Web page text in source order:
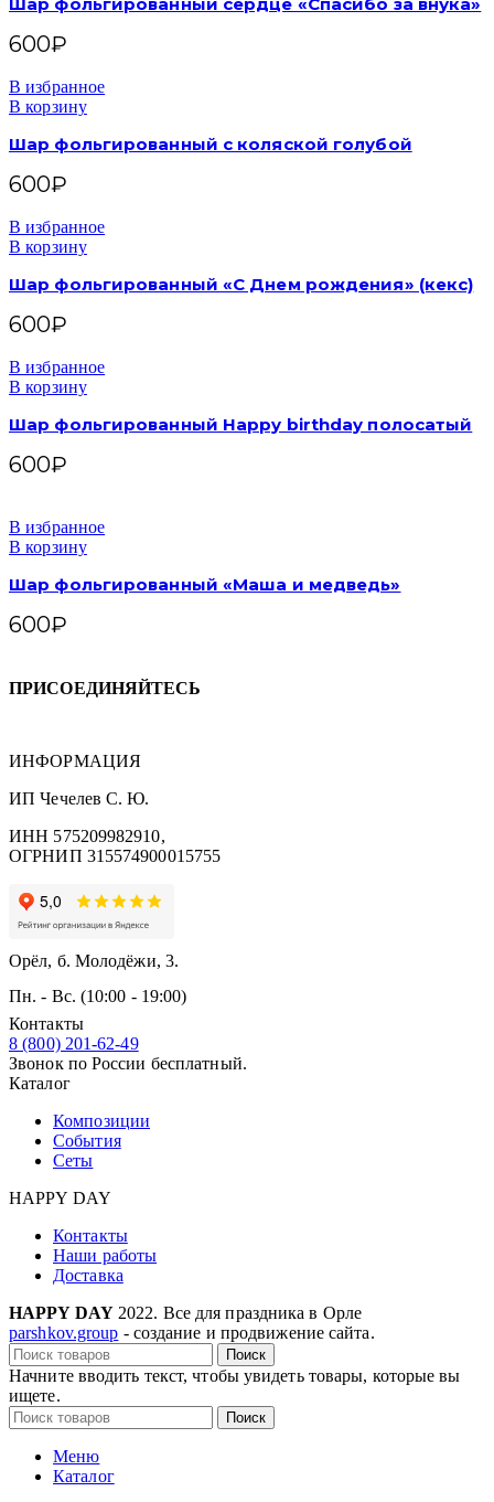
600₽
В избранное
В корзину
Шар фольгированный с коляской голубой
600₽
В избранное
В корзину
Шар фольгированный «С Днем рождения» (кекс)
600₽
В избранное
В корзину
Шар фольгированный Happy birthday полосатый
600₽
В избранное
В корзину
Шар фольгированный «Маша и медведь»
600₽
ПРИСОЕДИНЯЙТЕСЬ
ИНФОРМАЦИЯ
ИП Чечелев С. Ю.
ИНН 575209982910,
ОГРНИП 315574900015755
Орёл, б. Молодёжи, 3.
Пн. - Вс. (10:00 - 19:00)
Контакты
8 (800) 201-62-49
Звонок по России бесплатный.
Каталог
Композиции
События
Сеты
HAPPY DAY
Контакты
Наши работы
Доставка
HAPPY DAY 2022. Все для праздника в Орле
parshkov.group - создание и продвижение сайта.
Поиск
Начните вводить текст, чтобы увидеть товары, которые вы
ищете.
Поиск
Меню
Каталог